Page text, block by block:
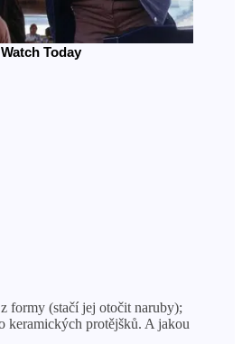
formy (stačí jej otočit naruby);
keramických protějšků. A jakou